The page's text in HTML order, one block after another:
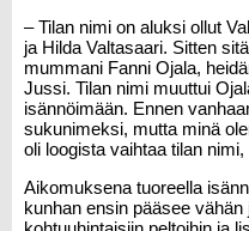
– Tilan nimi on aluksi ollut
ja Hilda Valtasaari. Sitten
mummani Fanni Ojala,
Jussi. Tilan nimi muuttui
isännöimään. Ennen
sukunimeksi, mutta minä
oli loogista vaihtaa tilan
Aikomuksena tuoreella
kunhan ensin pääsee